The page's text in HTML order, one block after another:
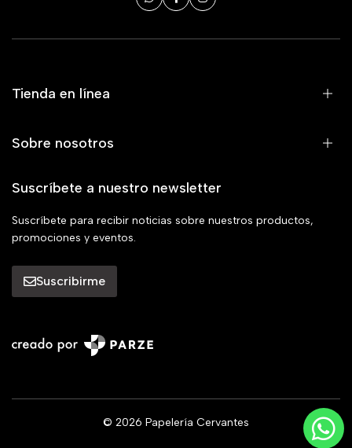
Tienda en línea
Sobre nosotros
Suscríbete a nuestro newsletter
Suscríbete para recibir noticias sobre nuestros productos,
promociones y eventos.
Suscribirme
© 2026 Papelería Cervantes